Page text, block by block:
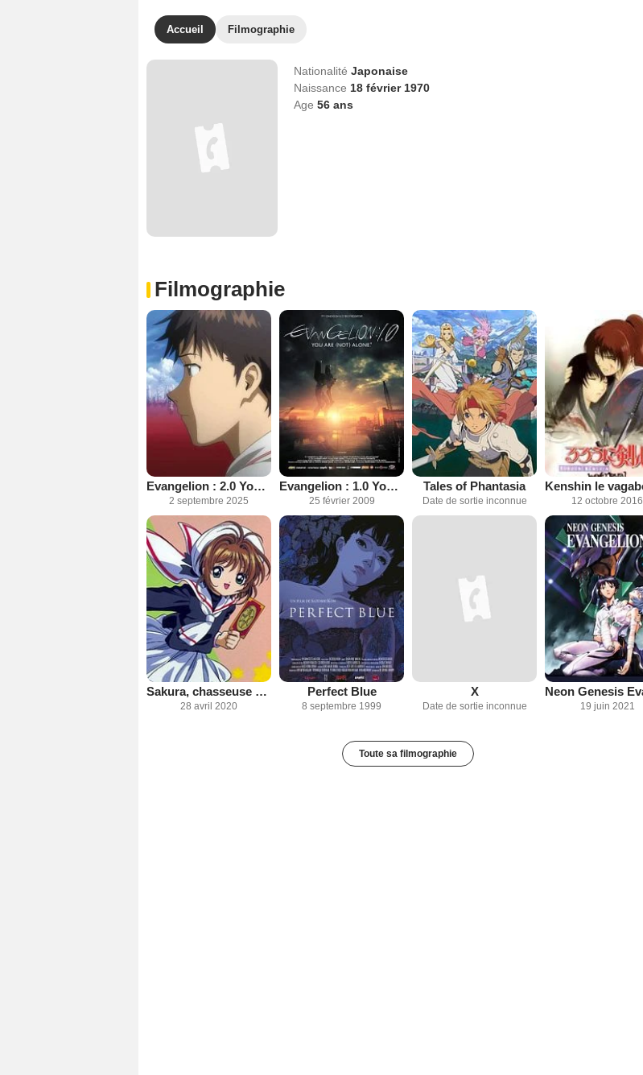
Accueil Filmographie
Nationalité Japonaise
Naissance 18 février 1970
Age 56ans
Filmographie
Evangelion : 2.0 You Can (Not) Advance
2 septembre 2025
Evangelion : 1.0 You Are (Not) Alone
25 février 2009
Tales of Phantasia
Date de sortie inconnue 12 octobre 2016
Sakura, chasseuse de cartes
28 avril 2020
Perfect Blue
8 septembre 1999
X
Date de sortie inconnue 19 juin 2021
Toute sa filmographie